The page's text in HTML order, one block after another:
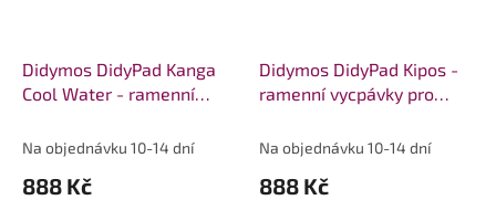
Didymos DidyPad Kanga
Cool Water - ramenní
DIDYMOS
Na objednávku 10-14 dní
888 Kč
Didymos DidyPad Kipos -
ramenní vycpávky pro
Na objednávku 10-14 dní
888 Kč